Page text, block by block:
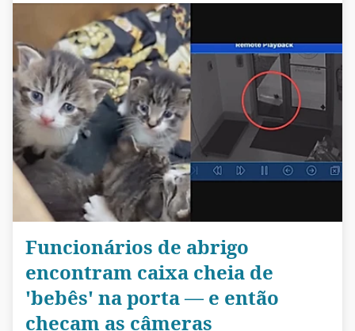
Funcionários de abrigo
encontram caixa cheia de
'bebês' na porta — e então
checam as câmeras